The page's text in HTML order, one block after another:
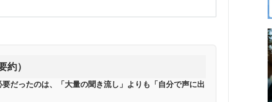
）
だったのは、「大量の聞き流し」よりも「自分で声に出